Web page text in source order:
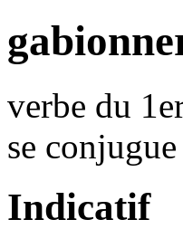
verbe du
se
Indicatif